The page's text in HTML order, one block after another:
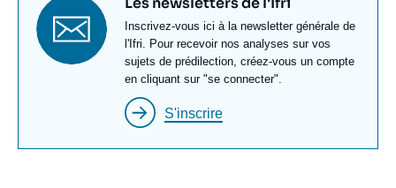
newsletter
Texte
Newsletter
Inscrivez-vous ici à la newsletter générale de
l'Ifri. Pour recevoir nos analyses sur vos
sujets de prédilection, créez-vous un compte
en cliquant sur "se connecter".
S'inscrire